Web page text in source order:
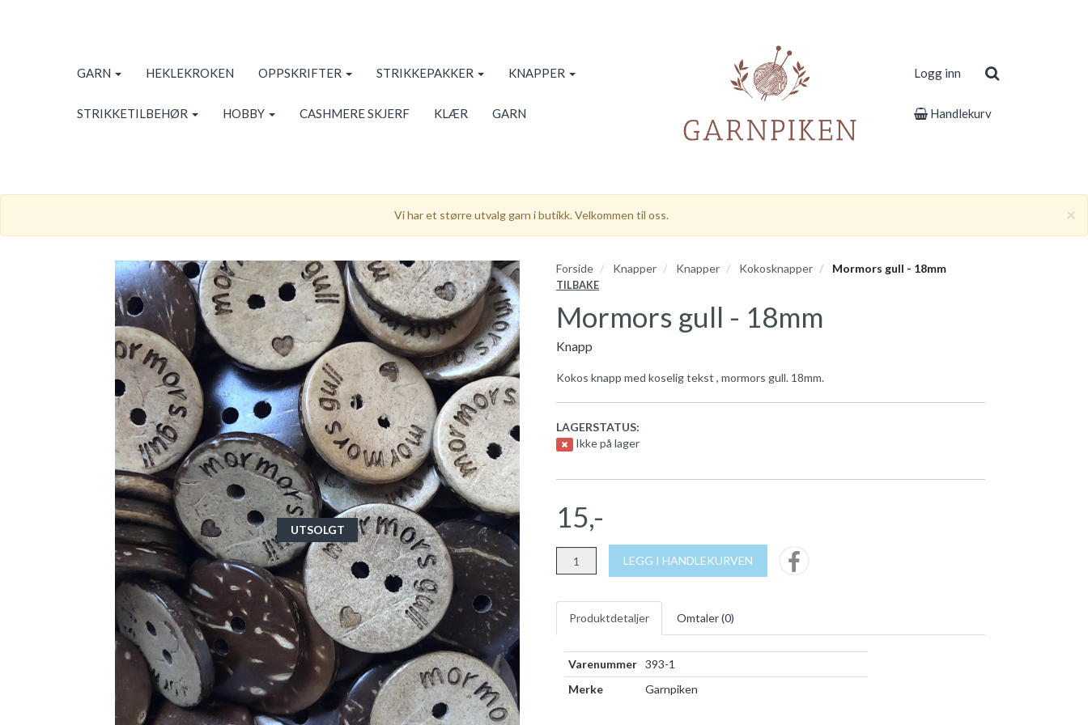
GARN HEKLEKROKEN OPPSKRIFTER STRIKKEPAKKER KNAPPER
STRIKKETILBEHØR HOBBY CASHMERE SKJERF KLÆR GARN
Logg inn
Handlekurv
×
Vi har et større utvalg garn i butikk. Velkommen til oss.
UTSOLGT
Forside Knapper Knapper Kokosknapper Mormors gull - 18mm
TILBAKE
Mormors gull - 18mm
Knapp
Kokos knapp med koselig tekst , mormors gull. 18mm.
LAGERSTATUS:
Ikke på lager
15,-
LEGG I HANDLEKURVEN
Produktdetaljer Omtaler (0)
Varenummer 393-1
Merke
Garnpiken